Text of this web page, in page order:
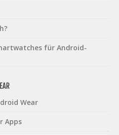
für Android-
Wear
Apps